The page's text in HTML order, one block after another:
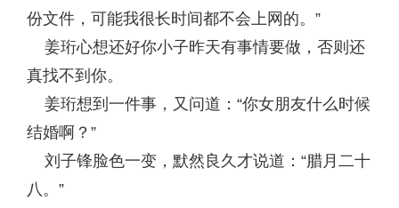
份文件，可能我很长时间都不会上网的。”
姜珩心想还好你小子昨天有事情要做，否则还
真找不到你。
姜珩想到一件事，又问道：“你女朋友什么时候
结婚啊？”
刘子锋脸色一变，默然良久才说道：“腊月二十
八。”